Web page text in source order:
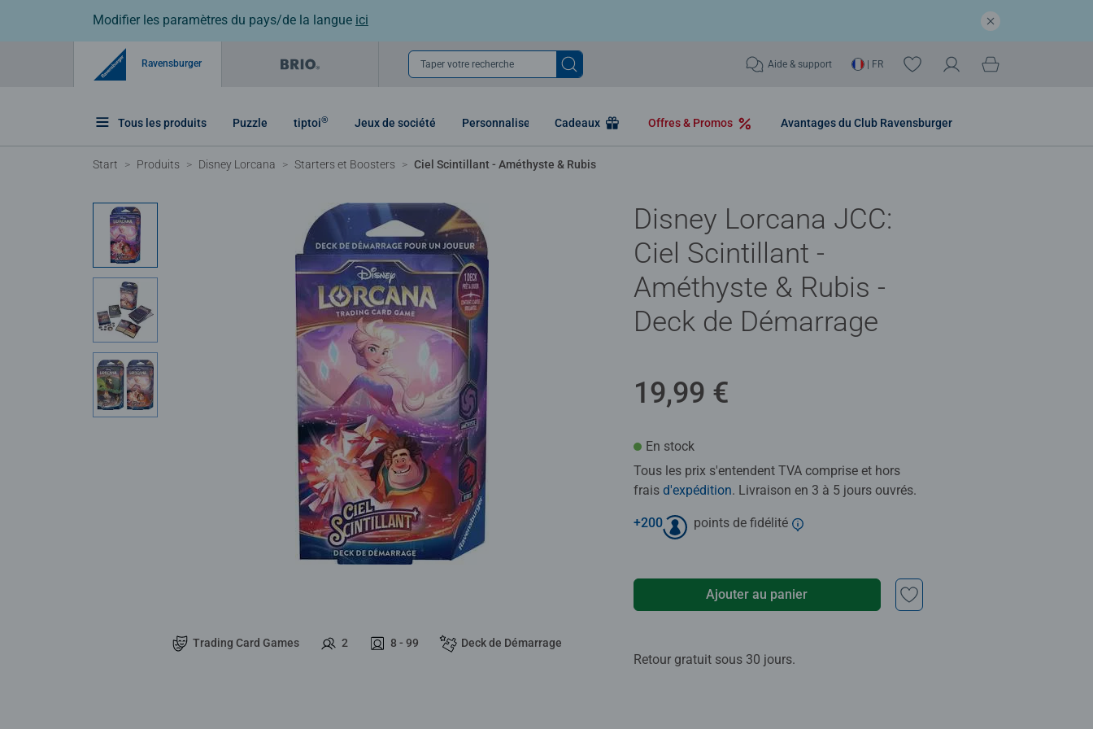
Modifier les paramètres du pays/de la langue ici
Ravensburger Taper votre recherche Aide & support | FR
Tous les produits Puzzle tiptoi® Jeux de société Personnaliser Cadeaux Offres & Promos Avantages du Club Ravensburger
Start Produits Disney Lorcana Starters et Boosters Ciel Scintillant - Améthyste & Rubis
Trading Card Games 2 8 - 99 Deck de Démarrage
Disney Lorcana JCC:
Ciel Scintillant -
Améthyste & Rubis -
Deck de Démarrage
19,99 €
En stock
Tous les prix s'entendent TVA comprise et hors
frais d'expédition. Livraison en 3 à 5 jours ouvrés.
+200 points de fidélité
Ajouter au panier
Retour gratuit sous 30 jours.